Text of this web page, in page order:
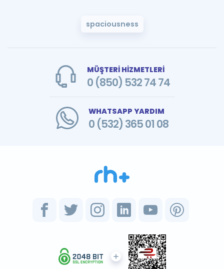
spaciousness
MÜŞTERİ HİZMETLERİ
0 (850) 532 74 74
WHATSAPP YARDIM
0 (532) 365 01 08